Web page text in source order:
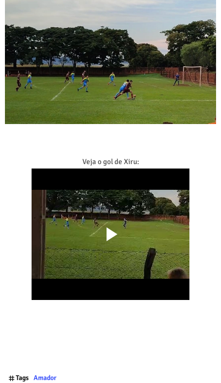
Veja o gol de Xiru:
Tags Amador